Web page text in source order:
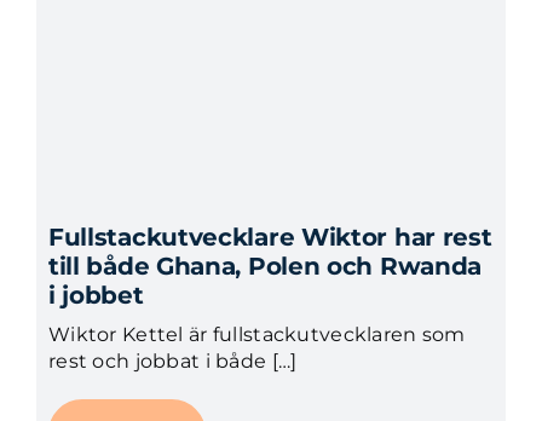
Fullstackutvecklare Wiktor har rest
till både Ghana, Polen och Rwanda
i jobbet
Wiktor Kettel är fullstackutvecklaren som
rest och jobbat i både […]